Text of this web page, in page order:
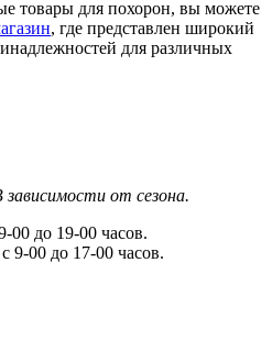
товары для похорон, вы можете
, где представлен широкий
для различных
от сезона.
00 до 19-00 часов.
9-00 до 17-00 часов.